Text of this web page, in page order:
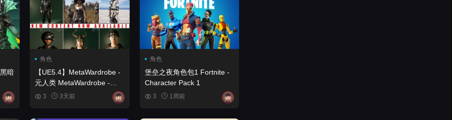
暗
-
角色
【UE5.4】MetaWardrobe -
元人类 MetaWardrobe -
Metahuman
3 3天前
角色
堡垒之夜角色包1 Fortnite -
Character Pack 1
3 1周前